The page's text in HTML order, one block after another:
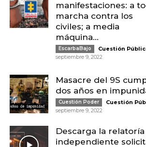
manifestaciones: a
marcha contra los
civiles; a media
máquina...
EscarbaBajo Cuestión
septiembre 9, 2022
Masacre del 9S
dos años en
Cuestión Poder Cuestión
septiembre 9, 2022
Descarga la relatoría
independiente